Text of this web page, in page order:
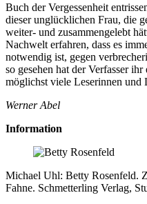
Buch der Vergessenheit
dieser unglücklichen Frau, die
weiter- und zusammengelebt
Nachwelt erfahren, dass es
notwendig ist, gegen
so gesehen hat der Verfasser
möglichst viele Leserinnen und
Werner Abel
Information
Michael Uhl: Betty Rosenfeld.
Fahne. Schmetterling Verlag,